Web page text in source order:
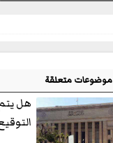
موضوعات متعلقة
هل